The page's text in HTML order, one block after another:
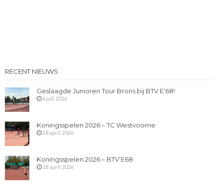
RECENT NIEUWS
Geslaagde Junioren Tour Brons bij BTV E’68!
6 juli 2026
Koningsspelen 2026 – TC Westvoorne
18 april 2026
Koningsspelen 2026 – BTV’E68
18 april 2026